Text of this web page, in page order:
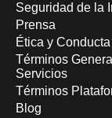
Seguridad de la
Prensa
Ética y Conducta
Términos
Servicios
Términos
Blog